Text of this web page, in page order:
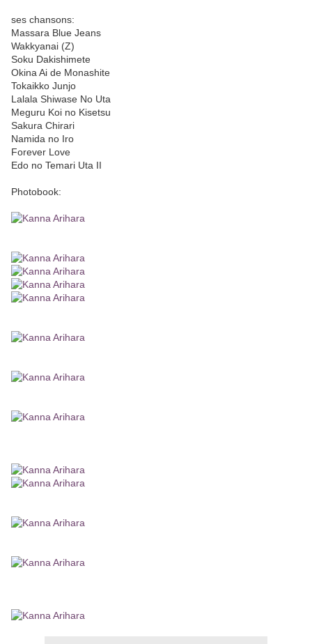
ses chansons:
Massara Blue Jeans
Wakkyanai (Z)
Soku Dakishimete
Okina Ai de Monashite
Tokaikko Junjo
Lalala Shiwase No Uta
Meguru Koi no Kisetsu
Sakura Chirari
Namida no Iro
Forever Love
Edo no Temari Uta II
Photobook: